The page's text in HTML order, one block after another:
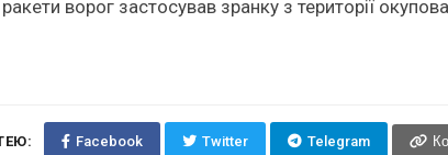
ворог застосував зранку з території
Facebook Twitter Telegram